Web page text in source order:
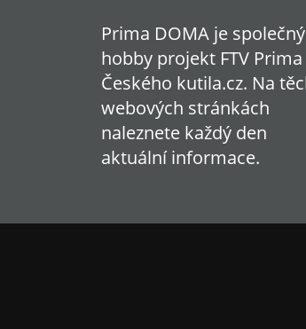
Prima DOMA je společný
hobby projekt FTV Prima
Českého kutila.cz. Na
webových stránkách
naleznete každý den
aktuální informace.